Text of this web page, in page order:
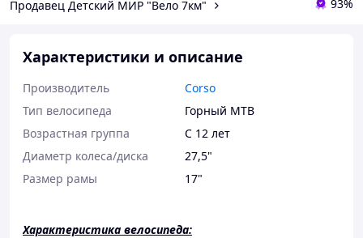
Продавец Детский МИР "Вело 7км" 93%
Характеристики и описание
Производитель
Corso
Тип велосипеда
Горный MTB
Возрастная группа
С 12 лет
Диаметр колеса/диска
27,5"
Размер рамы
17"
Характеристика велосипеда: